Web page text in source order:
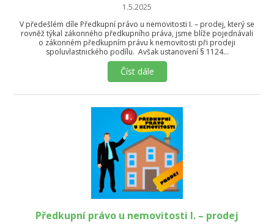
1.5.2025
V předešlém díle Předkupní právo u nemovitosti I. – prodej, který se
rovněž týkal zákonného předkupního práva, jsme blíže pojednávali
o zákonném předkupním právu k nemovitosti při prodeji
spoluvlastnického podílu. Avšak ustanovení § 1124…
Číst dále
Předkupní právo u nemovitosti I. – prodej